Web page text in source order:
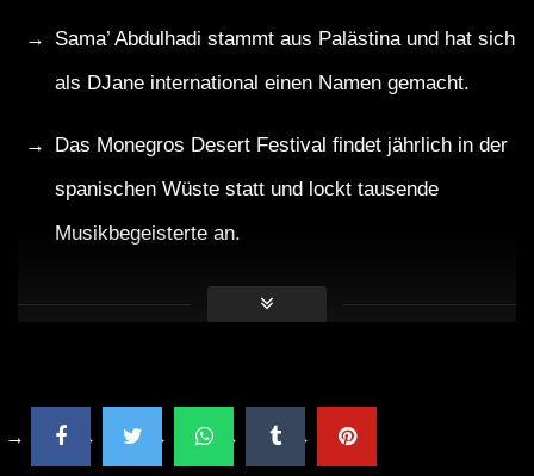
Sama’ Abdulhadi stammt aus Palästina und hat sich
als DJane international einen Namen gemacht.
Das Monegros Desert Festival findet jährlich in der
spanischen Wüste statt und lockt tausende
Musikbegeisterte an.
Die Musik von Sama’ Abdulhadi vereint Elemente
Der Auftritt beim Monegros Desert Festival war für